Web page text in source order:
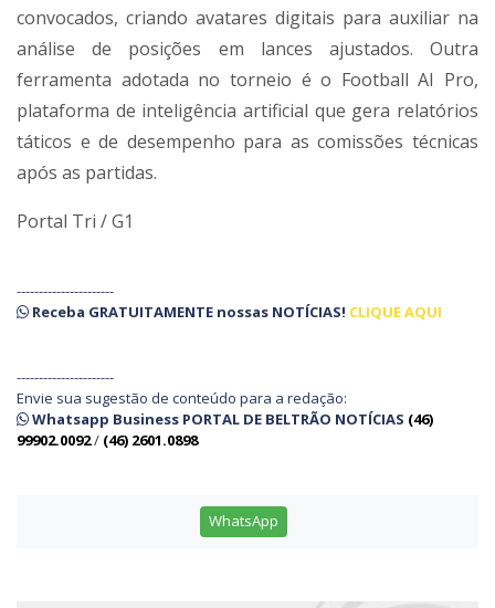
convocados, criando avatares digitais para auxiliar na
análise de posições em lances ajustados. Outra
ferramenta adotada no torneio é o Football AI Pro,
plataforma de inteligência artificial que gera relatórios
táticos e de desempenho para as comissões técnicas
após as partidas.
Portal Tri / G1
----------------------
Receba GRATUITAMENTE nossas NOTÍCIAS! CLIQUE AQUI
----------------------
Envie sua sugestão de conteúdo para a redação:
Whatsapp Business PORTAL DE BELTRÃO NOTÍCIAS (46)
99902.0092/ (46) 2601.0898
WhatsApp